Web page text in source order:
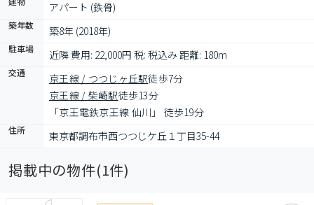
アパート (鉄骨)
築年数 築8年 (2018年)
駐車場 近隣 費用: 22,000円 税: 税込み 距離: 180m
交通 京王線 / つつじヶ丘駅徒歩7分
京王線 / 柴崎駅徒歩13分
「京王電鉄京王線 仙川」 徒歩19分
住所 東京都調布市西つつじケ丘１丁目35-44
掲載中の物件(1件)